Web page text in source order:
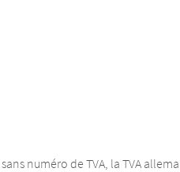
numéro de TVA, la TVA